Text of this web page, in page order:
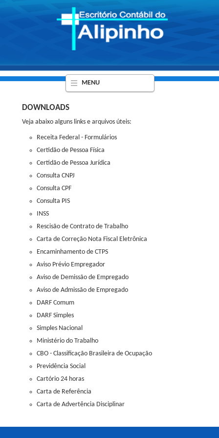
MENU
DOWNLOADS
Veja abaixo alguns links e arquivos úteis:
Receita Federal - Formulários
Certidão de Pessoa Física
Certidão de Pessoa Jurídica
Consulta CNPJ
Consulta CPF
Consulta PIS
INSS
Rescisão de Contrato de Trabalho
Carta de Correção Nota Fiscal Eletrônica
Encaminhamento de CTPS
Aviso Prévio Empregador
Aviso de Demissão de Empregado
Aviso de Admissão de Empregado
DARF Comum
DARF Simples
Simples Nacional
Ministério do Trabalho
CBO - Classificação Brasileira de Ocupação
Previdência Social
Cartório 24 horas
Carta de Referência
Carta de Advertência Disciplinar